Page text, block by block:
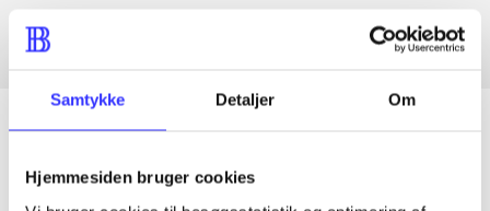
Samtykke Detaljer Om
Hjemmesiden bruger cookies
Artikler